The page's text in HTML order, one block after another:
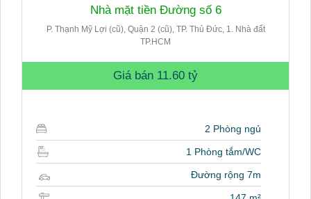
Nhà mặt tiền Đường số 6
P. Thạnh Mỹ Lợi (cũ), Quận 2 (cũ), TP. Thủ Đức, 1. Nhà đất
TP.HCM
Giá bán 11.60 tỷ
2 Phòng ngủ
1 Phòng tắm/WC
Đường rộng 7m